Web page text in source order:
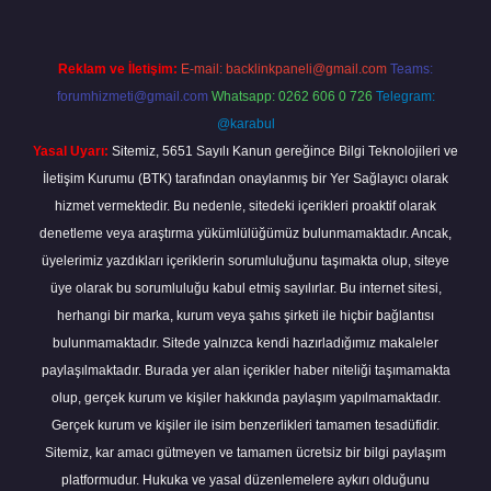
Reklam ve İletişim: E-mail: backlinkpaneli@gmail.com Teams:
forumhizmeti@gmail.com Whatsapp: 0262 606 0 726 Telegram:
@karabul
Yasal Uyarı: Sitemiz, 5651 Sayılı Kanun gereğince Bilgi Teknolojileri ve
İletişim Kurumu (BTK) tarafından onaylanmış bir Yer Sağlayıcı olarak
hizmet vermektedir. Bu nedenle, sitedeki içerikleri proaktif olarak
denetleme veya araştırma yükümlülüğümüz bulunmamaktadır. Ancak,
üyelerimiz yazdıkları içeriklerin sorumluluğunu taşımakta olup, siteye
üye olarak bu sorumluluğu kabul etmiş sayılırlar. Bu internet sitesi,
herhangi bir marka, kurum veya şahıs şirketi ile hiçbir bağlantısı
bulunmamaktadır. Sitede yalnızca kendi hazırladığımız makaleler
paylaşılmaktadır. Burada yer alan içerikler haber niteliği taşımamakta
olup, gerçek kurum ve kişiler hakkında paylaşım yapılmamaktadır.
Gerçek kurum ve kişiler ile isim benzerlikleri tamamen tesadüfidir.
Sitemiz, kar amacı gütmeyen ve tamamen ücretsiz bir bilgi paylaşım
platformudur. Hukuka ve yasal düzenlemelere aykırı olduğunu